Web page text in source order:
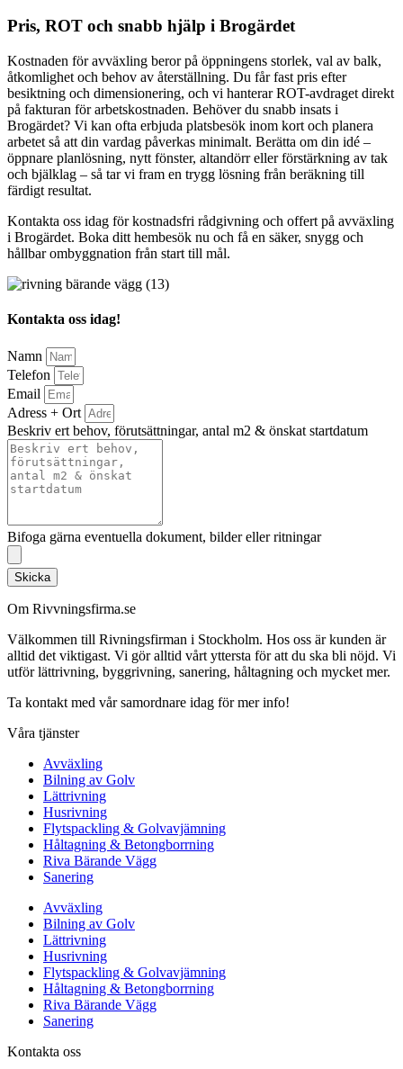
Pris, ROT och snabb hjälp i Brogärdet
Kostnaden för avväxling beror på öppningens storlek, val av balk,
åtkomlighet och behov av återställning. Du får fast pris efter
besiktning och dimensionering, och vi hanterar ROT-avdraget direkt
på fakturan för arbetskostnaden. Behöver du snabb insats i
Brogärdet? Vi kan ofta erbjuda platsbesök inom kort och planera
arbetet så att din vardag påverkas minimalt. Berätta om din idé –
öppnare planlösning, nytt fönster, altandörr eller förstärkning av tak
och bjälklag – så tar vi fram en trygg lösning från beräkning till
färdigt resultat.
Kontakta oss idag för kostnadsfri rådgivning och offert på avväxling
i Brogärdet. Boka ditt hembesök nu och få en säker, snygg och
hållbar ombyggnation från start till mål.
Kontakta oss idag!
Namn
Telefon
Email
Adress + Ort
Beskriv ert behov, förutsättningar, antal m2 & önskat startdatum
Bifoga gärna eventuella dokument, bilder eller ritningar
Skicka
Om Rivvningsfirma.se
Välkommen till Rivningsfirman i Stockholm. Hos oss är kunden är
alltid det viktigast. Vi gör alltid vårt yttersta för att du ska bli nöjd. Vi
utför lättrivning, byggrivning, sanering, håltagning och mycket mer.
Ta kontakt med vår samordnare idag för mer info!
Våra tjänster
Avväxling
Bilning av Golv
Lättrivning
Husrivning
Flytspackling & Golvavjämning
Håltagning & Betongborrning
Riva Bärande Vägg
Sanering
Avväxling
Bilning av Golv
Lättrivning
Husrivning
Flytspackling & Golvavjämning
Håltagning & Betongborrning
Riva Bärande Vägg
Sanering
Kontakta oss